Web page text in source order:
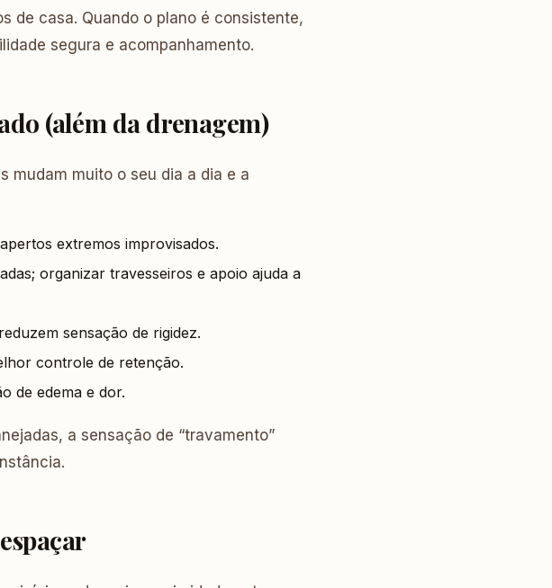
de casa. Quando o plano é consistente,
segura e acompanhamento.
(além da drenagem)
mudam muito o seu dia a dia e a
extremos improvisados.
organizar travesseiros e apoio ajuda a
sensação de rigidez.
controle de retenção.
de edema e dor.
a sensação de “travamento”